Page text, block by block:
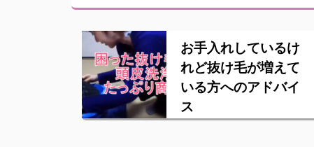
お手入れしているけ
れど抜け毛が増えて
いる方へのアドバイ
ス